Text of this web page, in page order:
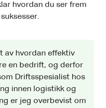
hvordan du ser frem
av hvordan effektiv
en bedrift, og derfor
Driftsspesialist hos
innen logistikk og
er jeg overbevist om